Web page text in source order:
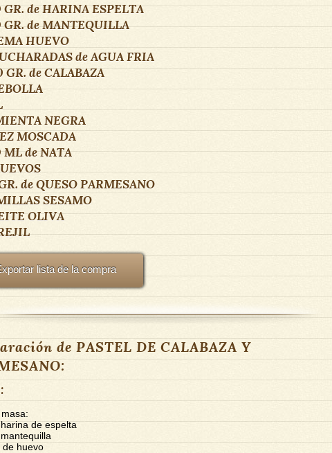
GR.deHARINA ESPELTA
GR.deMANTEQUILLA
HUEVO
deAGUA FRIA
GR. deCALABAZA
NEGRA
MOSCADA
MLdeNATA
deQUESO PARMESANO
SESAMO
OLIVA
lista de la compra
de PASTEL DE CALABAZA Y
de espelta
de huevo